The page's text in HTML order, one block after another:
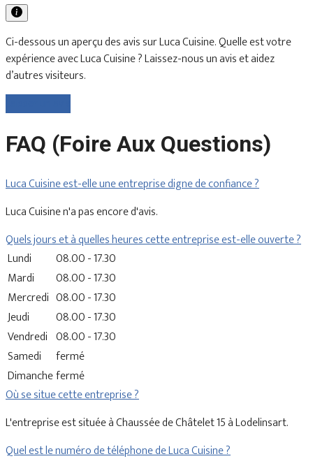
Ci-dessous un aperçu des avis sur Luca Cuisine. Quelle est votre
expérience avec Luca Cuisine ? Laissez-nous un avis et aidez
d’autres visiteurs.
FAQ (Foire Aux Questions)
Luca Cuisine est-elle une entreprise digne de confiance ?
Luca Cuisine n'a pas encore d'avis.
Quels jours et à quelles heures cette entreprise est-elle ouverte ?
Lundi
08.00 - 17.30
Mardi
08.00 - 17.30
Mercredi 08.00 - 17.30
Jeudi
08.00 - 17.30
Vendredi 08.00 - 17.30
Samedi
fermé
Dimanchefermé
Où se situe cette entreprise ?
L'entreprise est située à Chaussée de Châtelet 15 à Lodelinsart.
Quel est le numéro de téléphone de Luca Cuisine ?